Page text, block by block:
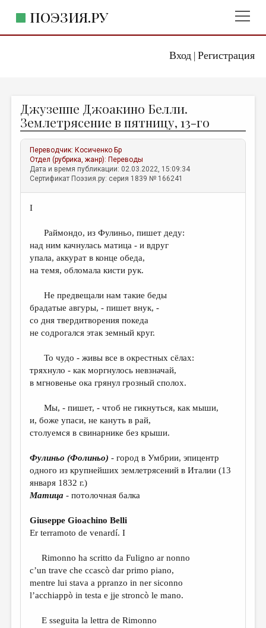
Вход| Регистрация
ПОЭЗИЯ.РУ
ЖАНРЫ
АВТОРЫ
КОММЕНТАРИИ
ЛИТСАЛОН
ОТДЕЛЫ И РУБРИКИ
ИЗБРАННОЕ
ПРОИЗВЕДЕНИЯ
ПЕРЕВОДЫ
ДЕТСКАЯ КОМНАТА
КНИЖНАЯ ПОЛКА
ОБЗОР ЛИТЕРАТУРЫ
СТРАНИЦЫ ПАМЯТИ
КОЛОНКА РЕДАКТОРА
РЕДКОЛЛЕГИЯ
ОТ РЕДАКЦИИ
МАЛАЯ ПРОЗА
ЭССЕИСТИКА
ЛИТЕРАТУРОВЕДЕНИЕ
КУЛЬТУРОВЕДЕНИЕ
ПУБЛИЦИСТИКА
Джузеппе Джоакино Белли.
Землетрясение в пятницу, 13-го
Переводчик: Косиченко Бр
Отдел (рубрика, жанр): Переводы
Дата и время публикации: 02.03.2022, 15:09:34
Сертификат Поэзия.ру: серия 1839 № 166241
I
Раймондо, из Фулиньо, пишет деду:
над ним качнулась матица - и вдруг
упала, аккурат в конце обеда,
на темя, обломала кисти рук.
Не предвещали нам такие беды
брадатые авгуры, - пишет внук, -
со дня твердитворения покеда
не содрогался этак земный круг.
То чудо - живы все в окрестных сёлах:
тряхнуло - как моргнулось невзначай,
в мгновенье ока грянул грозный сполох.
Мы, - пишет, - чтоб не гикнуться, как мыши,
и, боже упаси, не кануть в рай,
столуемся в свинарнике без крыши.
Фулиньо (Фолиньо) - город в Умбрии, эпицентр
одного из крупнейших землетрясений в Италии (13
января 1832 г.)
Матица - потолочная балка
Giuseppe Gioachino Belli
Er terramoto de venardí. I
Rimonno ha scritto da Fuligno ar nonno
c’un trave che ccascò dar primo piano,
mentre lui stava a ppranzo in ner siconno
l’acchiappò in testa e jje stroncò le mano.
E sseguita la lettra de Rimonno